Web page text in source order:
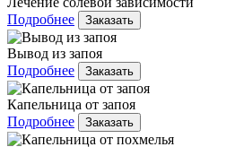
Подробнее
Заказать
Вывод из запоя
Подробнее
Заказать
Капельница от запоя
Подробнее
Заказать